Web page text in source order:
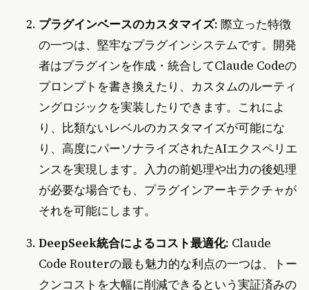
プラグインベースのカスタマイズ: 際立った特徴
の一つは、堅牢なプラグインシステムです。開発
者はプラグインを作成・統合してClaude Codeの
プロンプトを書き換えたり、カスタムのルーティ
ングロジックを実装したりできます。これによ
り、比類ないレベルのカスタマイズが可能にな
り、高度にパーソナライズされたAIエクスペリエ
ンスを実現します。入力の前処理や出力の後処理
が必要な場合でも、プラグインアーキテクチャが
それを可能にします。
DeepSeek統合によるコスト最適化: Claude
Code Routerの最も魅力的な利点の一つは、トー
クンコストを大幅に削減できるという実証済みの